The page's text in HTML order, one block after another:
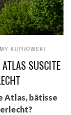
KUPROWSKI
ATLAS SUSCITE
Atlas, bâtisse